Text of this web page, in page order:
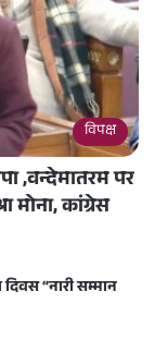
विपक्ष
,वन्देमातरम पर
मोना, कांग्रेस
“नारी सम्मान